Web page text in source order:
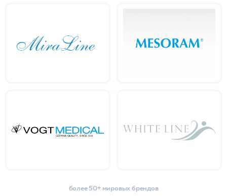
более 50+ мировых брендов